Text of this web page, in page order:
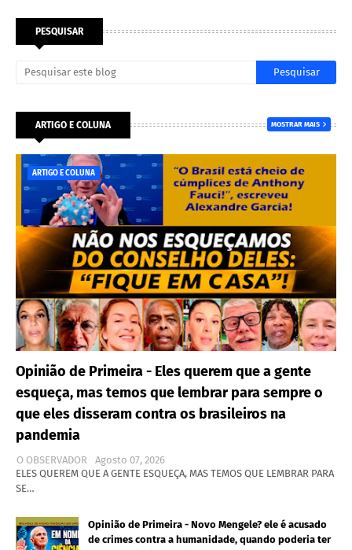
PESQUISAR
ARTIGO E COLUNA MOSTRAR MAIS
ARTIGO E COLUNA
Opinião de Primeira - Eles querem que a gente
esqueça, mas temos que lembrar para sempre o
que eles disseram contra os brasileiros na
pandemia
O OBSERVADOR
Agosto 07, 2026
ELES QUEREM QUE A GENTE ESQUEÇA, MAS TEMOS QUE LEMBRAR PARA
SE…
Opinião de Primeira - Novo Mengele? ele é acusado
de crimes contra a humanidade, quando poderia ter